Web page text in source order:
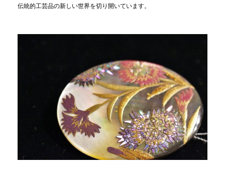
伝統的工芸品の新しい世界を切り開いています。